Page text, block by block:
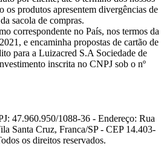
os produtos apresentem divergências de
sacola de compras.
correspondente no País, nos termos da
e encaminha propostas de cartão de
para a Luizacred S.A Sociedade de
inscrita no CNPJ sob o nº
47.960.950/1088-36 - Endereço: Rua
Santa Cruz, Franca/SP - CEP 14.403-
os direitos reservados.